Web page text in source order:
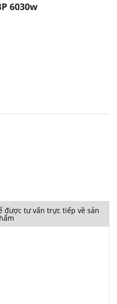
6030w
được tư vấn trực tiếp về sản